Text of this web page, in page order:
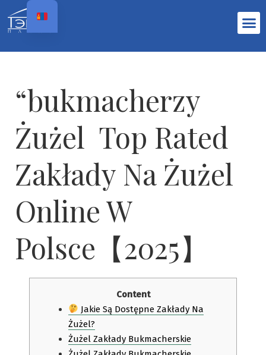
“bukmacherzy
Żużel ️ Top Rated
Zakłady Na Żużel
Online W
Polsce【2025】
Content
Jakie Są Dostępne Zakłady Na
Żużel?
Żużel Zakłady Bukmacherskie